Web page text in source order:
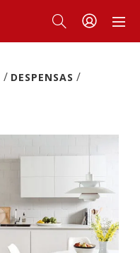
/ DESPENSAS /